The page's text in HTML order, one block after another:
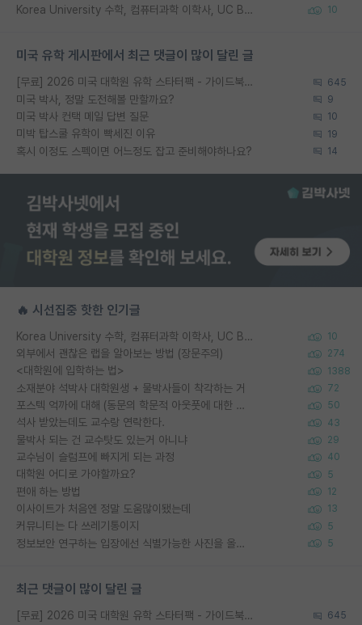
Korea University 수학, 컴퓨터과학 이학사, UC Berkeley 산업공학 대학원 공학박사가 되는 것은 쉽지 않겠죠? 10
미국 유학 게시판에서 최근 댓글이 많이 달린 글
[무료] 2026 미국 대학원 유학 스타터팩 - 가이드북 & 합격자 컨택메일 템플릿 645
미국 박사, 정말 도전해볼 만할까요? 9
미국 박사 컨택 메일 답변 질문 10
미박 탑스쿨 유학이 빡세진 이유 19
혹시 이정도 스펙이면 어느정도 잡고 준비해야하나요? 14
🔥 시선집중 핫한 인기글
Korea University 수학, 컴퓨터과학 이학사, UC Berkeley 산업공학 대학원 공학박사가 되는 것은 쉽지 않겠죠? 10
외부에서 괜찮은 랩을 알아보는 방법 (장문주의) 274
<대학원에 입학하는 법> 1388
소재분야 석박사 대학원생 + 물박사들이 착각하는 거 72
포스텍 억까에 대해 (동문의 학문적 아웃풋에 대한 반박) 50
석사 받았는데도 교수랑 연락한다. 43
물박사 되는 건 교수탓도 있는거 아니냐 29
교수님이 슬럼프에 빠지게 되는 과정 40
대학원 어디로 가야할까요? 5
편애 하는 방법 12
이사이트가 처음엔 정말 도움많이됐는데 13
커뮤니티는 다 쓰레기통이지 5
정보보안 연구하는 입장에선 식별가능한 사진을 올리는건 비추이긴함 5
최근 댓글이 많이 달린 글
[무료] 2026 미국 대학원 유학 스타터팩 - 가이드북 & 합격자 컨택메일 템플릿 645